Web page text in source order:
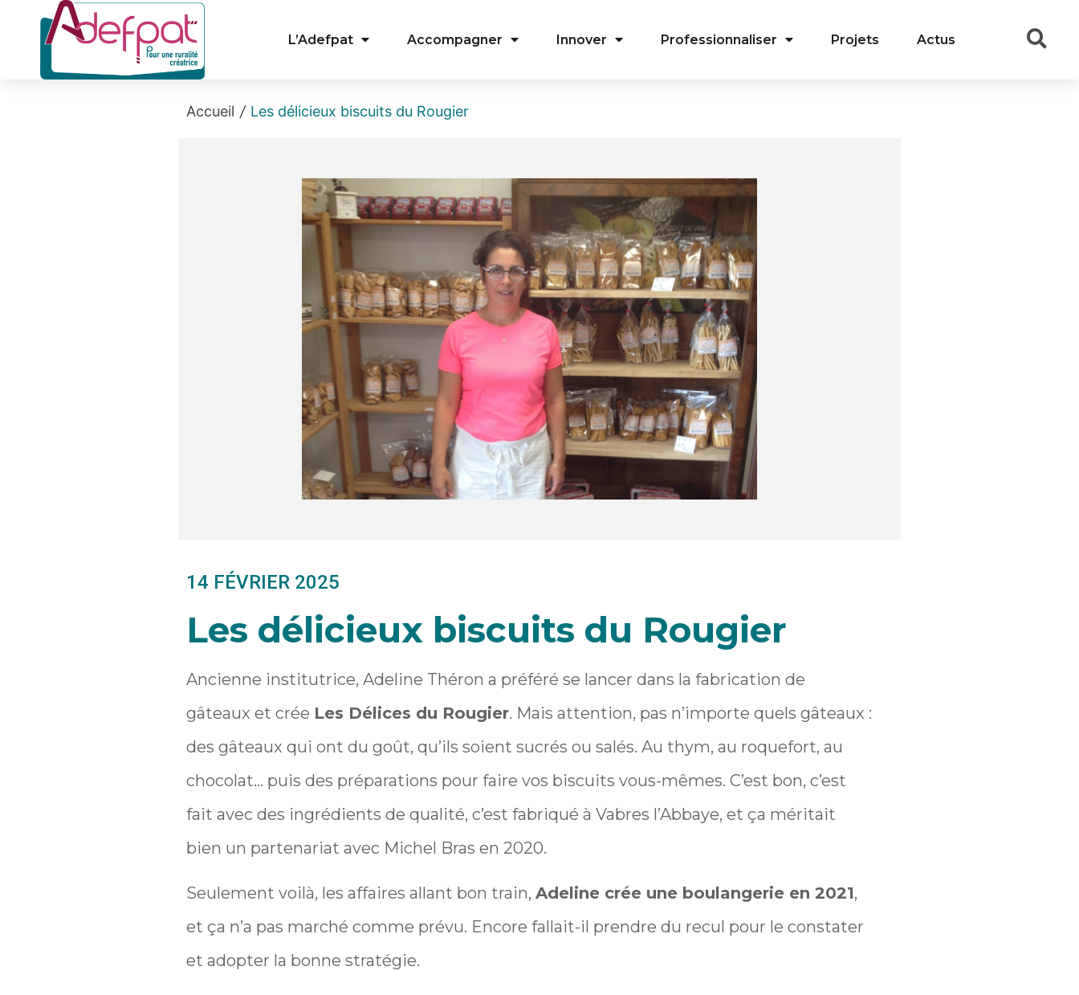
L’Adefpat Accompagner Innover Professionnaliser Projets Actus
Accueil / Les délicieux biscuits du Rougier
14 FÉVRIER 2025
Les délicieux biscuits du Rougier
Ancienne institutrice, Adeline Théron a préféré se lancer dans la fabrication de
gâteaux et crée Les Délices du Rougier. Mais attention, pas n’importe quels gâteaux :
des gâteaux qui ont du goût, qu’ils soient sucrés ou salés. Au thym, au roquefort, au
chocolat… puis des préparations pour faire vos biscuits vous-mêmes. C’est bon, c’est
fait avec des ingrédients de qualité, c’est fabriqué à Vabres l’Abbaye, et ça méritait
bien un partenariat avec Michel Bras en 2020.
Seulement voilà, les affaires allant bon train, Adeline crée une boulangerie en 2021,
et ça n’a pas marché comme prévu. Encore fallait-il prendre du recul pour le constater
et adopter la bonne stratégie.
Cookies management panel